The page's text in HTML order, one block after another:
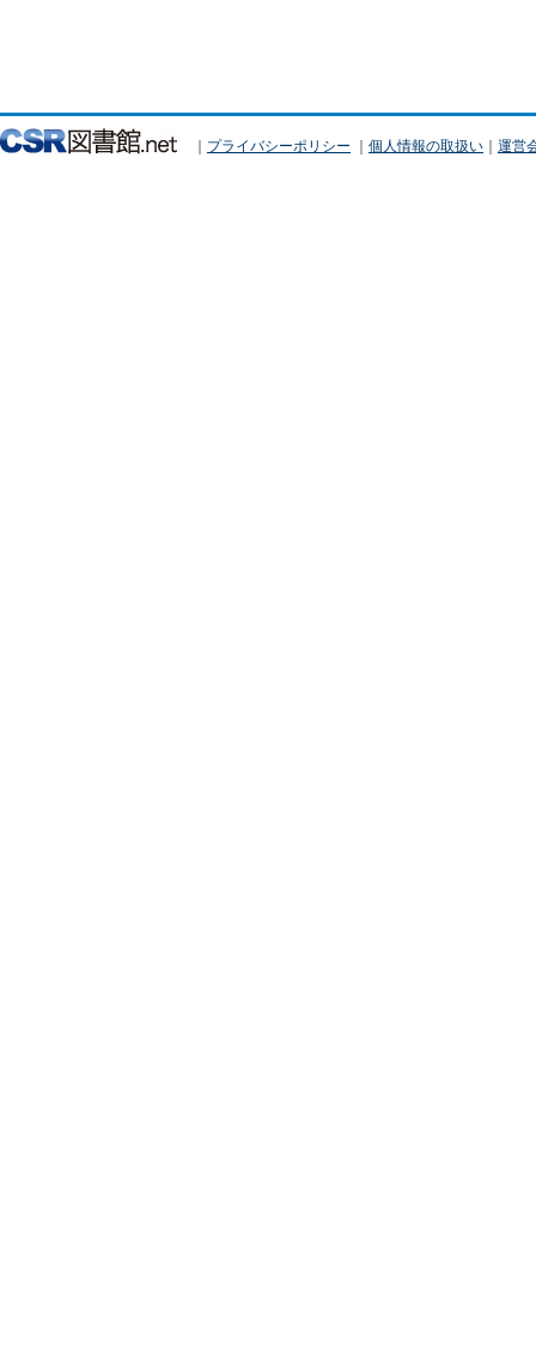
｜ プライバシーポリシー ｜ 個人情報の取扱い ｜ 運営